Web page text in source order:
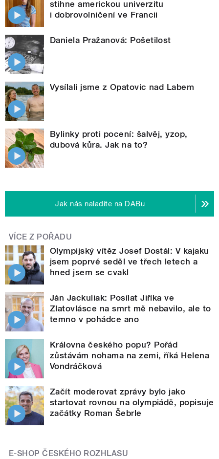
stihne americkou univerzitu
i dobrovolničení ve Francii
Daniela Pražanová: Pošetilost
Vysílali jsme z Opatovic nad Labem
Bylinky proti pocení: šalvěj, yzop,
dubová kůra. Jak na to?
Jak nás naladíte na DABu
VÍCE Z POŘADU
Olympijský vítěz Josef Dostál: V kajaku
jsem poprvé seděl ve třech letech a
hned jsem se cvakl
Ján Jackuliak: Posílat Jiříka ve
Zlatovlásce na smrt mě nebavilo, ale to
temno v pohádce ano
Královna českého popu? Pořád
zůstávám nohama na zemi, říká Helena
Vondráčková
Začít moderovat zprávy bylo jako
startovat rovnou na olympiádě, popisuje
začátky Roman Šebrle
E-SHOP ČESKÉHO ROZHLASU